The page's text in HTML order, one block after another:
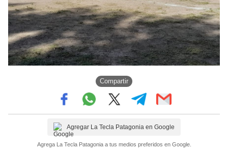
Compartir
Agregar La Tecla Patagonia en Google
Agrega La Tecla Patagonia a tus medios preferidos en Google.